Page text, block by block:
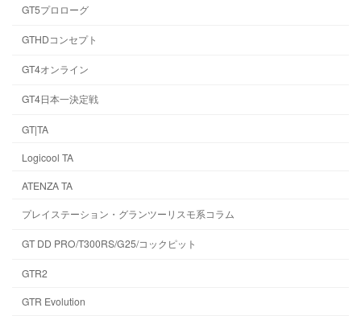
GT5プロローグ
GTHDコンセプト
GT4オンライン
GT4日本一決定戦
GT|TA
Logicool TA
ATENZA TA
プレイステーション・グランツーリスモ系コラム
GT DD PRO/T300RS/G25/コックピット
GTR2
GTR Evolution